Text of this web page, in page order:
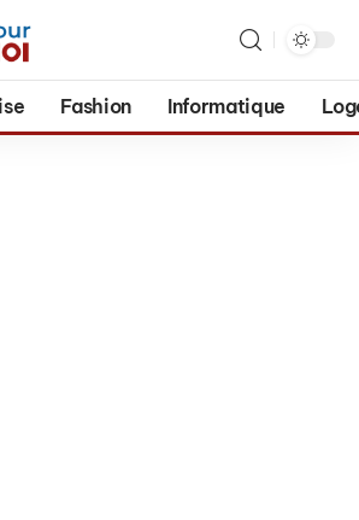
Fashion Informatique